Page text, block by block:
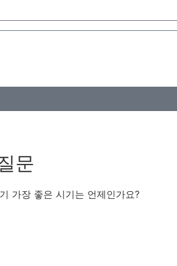
문
가장 좋은 시기는 언제인가요?